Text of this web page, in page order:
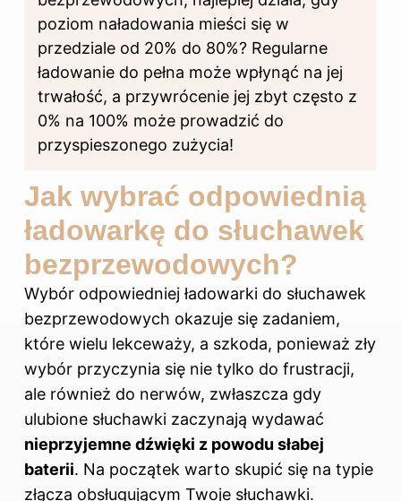
poziom naładowania mieści się w
przedziale od 20% do 80%? Regularne
ładowanie do pełna może wpłynąć na jej
trwałość, a przywrócenie jej zbyt często z
0% na 100% może prowadzić do
przyspieszonego zużycia!
Jak wybrać odpowiednią
ładowarkę do słuchawek
bezprzewodowych?
Wybór odpowiedniej ładowarki do słuchawek
bezprzewodowych okazuje się zadaniem,
które wielu lekceważy, a szkoda, ponieważ zły
wybór przyczynia się nie tylko do frustracji,
ale również do nerwów, zwłaszcza gdy
ulubione słuchawki zaczynają wydawać
nieprzyjemne dźwięki z powodu słabej
baterii. Na początek warto skupić się na typie
złącza obsługującym Twoje słuchawki.